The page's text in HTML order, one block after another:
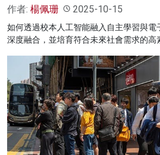
作者: 楊佩珊 2025-10-15
如何透過校本人工智能融入自主學習與電
深度融合，並培育符合未來社會需求的高